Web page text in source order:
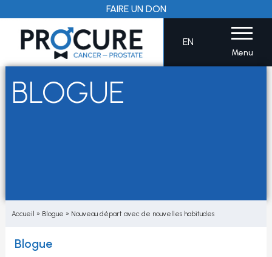
au
contenu
FAIRE UN DON
EN
Menu
BLOGUE
Accueil » Blogue » Nouveau départ avec de nouvelles habitudes
Blogue